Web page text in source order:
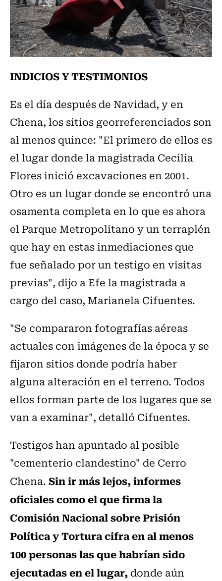
INDICIOS Y TESTIMONIOS
Es el día después de Navidad, y en
Chena, los sitios georreferenciados son
al menos quince: "El primero de ellos es
el lugar donde la magistrada Cecilia
Flores inició excavaciones en 2001.
Otro es un lugar donde se encontró una
osamenta completa en lo que es ahora
el Parque Metropolitano y un terraplén
que hay en estas inmediaciones que
fue señalado por un testigo en visitas
previas", dijo a Efe la magistrada a
cargo del caso, Marianela Cifuentes.
"Se compararon fotografías aéreas
actuales con imágenes de la época y se
fijaron sitios donde podría haber
alguna alteración en el terreno. Todos
ellos forman parte de los lugares que se
van a examinar", detalló Cifuentes.
Testigos han apuntado al posible
"cementerio clandestino" de Cerro
Chena.Sin ir más lejos, informes
oficiales como el que firma la
Comisión Nacional sobre Prisión
Política y Tortura cifra en al menos
100 personas las que habrían sido
ejecutadas en el lugar,donde aún